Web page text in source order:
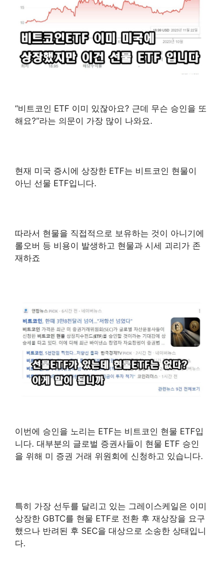
“비트코인 ETF 이미 있잖아요? 근데 무슨 승인을 또
해요?”라는 의문이 가장 많이 나와요.
현재 미국 증시에 상장한 ETF는 비트코인 현물이
아닌 선물 ETF입니다.
따라서 현물을 직접적으로 보유하는 것이 아니기에
롤오버 등 비용이 발생하고 현물과 시세 괴리가 존
재하죠
이번에 승인을 노리는 ETF는 비트코인 현물 ETF입
니다. 대부분의 글로벌 증권사들이 현물 ETF 승인
을 위해 미 증권 거래 위원회에 신청하고 있습니다.
특히 가장 선두를 달리고 있는 그레이스케일은 이미
상장한 GBTC를 현물 ETF로 전환 후 재상장을 요구
했으나 반려된 후 SEC을 대상으로 소송한 상태입니
다.